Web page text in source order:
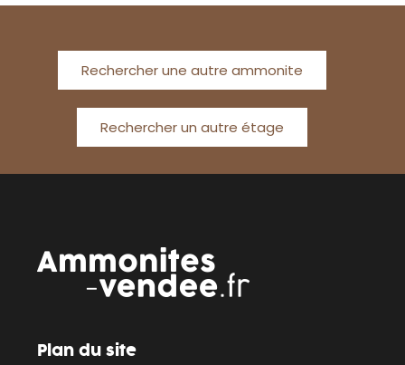
Rechercher une autre ammonite
Rechercher un autre étage
Plan du site